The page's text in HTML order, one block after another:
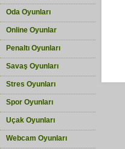
Oda Oyunları
Online Oyunlar
Penaltı Oyunları
Savaş Oyunları
Stres Oyunları
Spor Oyunları
Uçak Oyunları
Webcam Oyunları